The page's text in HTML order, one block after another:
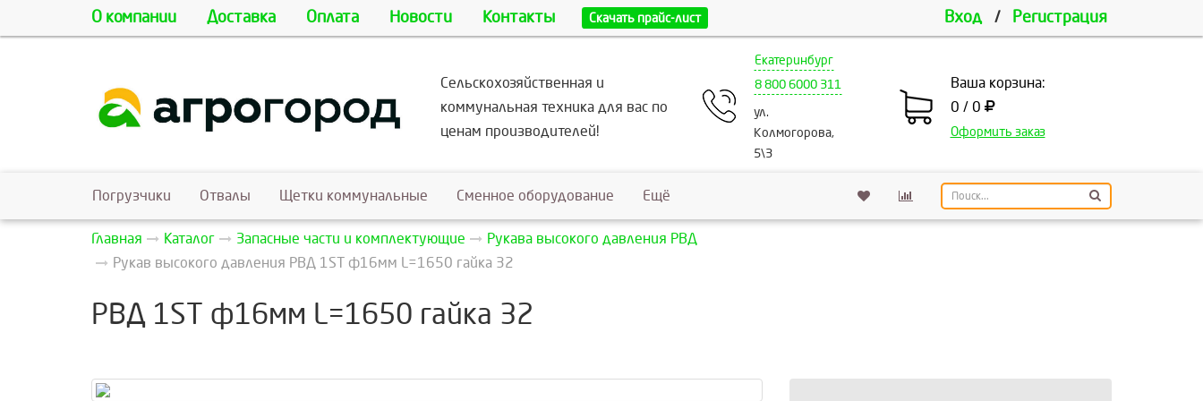
О компании Доставка Оплата Новости Контакты Скачать прайс-лист Вход / Регистрация
Сельскохозяйственная и
коммунальная техника для вас по
ценам производителей!
Екатеринбург
8 800 6000 311
ул.
Колмогорова,
5\3
Ваша корзина:
0 / 0
Оформить заказ
Погрузчики Отвалы Щетки коммунальные Сменное оборудование Ещё
Главная Каталог Запасные части и комплектующие
Рукава высокого давления РВД
Рукав высокого давления РВД 1ST ф16мм L=1650 гайка 32
РВД 1ST ф16мм L=1650 гайка 32